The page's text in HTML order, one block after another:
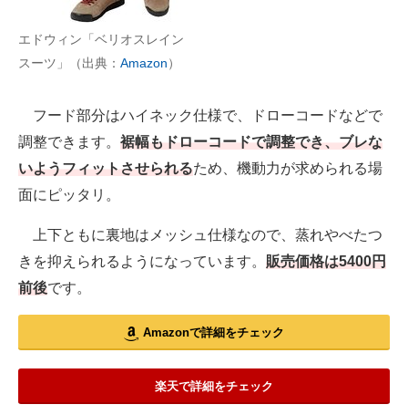
エドウィン「ベリオスレイン
スーツ」（出典： Amazon）
フード部分はハイネック仕様で、ドローコードなどで
調整できます。 裾幅もドローコードで調整でき、ブレな
いようフィットさせられるため、機動力が求められる場
面にピッタリ。
上下ともに裏地はメッシュ仕様なので、蒸れやべたつ
きを抑えられるようになっています。 販売価格は5400円
前後です。
Amazonで詳細をチェック
楽天で詳細をチェック